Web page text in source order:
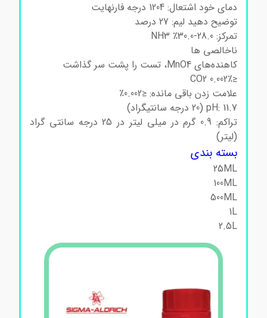
دمای خود اشتعال: 1204 درجه فارنهایت
توضیح دهید لیم: 27 درصد
تمرکز: 28.0-30.0٪ NH3
ناخالصی ها
کاهنده‌های MnO4، تست را پشت سر گذاشت
علامت زدن باقی مانده: ≤0.002٪
pH: 11.7 (20 درجه سانتیگراد)
تراکم: 0.9 گرم در میلی لیتر در 25 درجه سانتی گراد
(لیتر)
بسته بندی
25ML
100ML
500ML
2.5L